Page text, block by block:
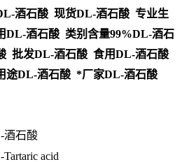
酒石酸 现货DL-酒石酸 专业生
DL-酒石酸 类别含量99%DL-酒石
批发DL-酒石酸 食用DL-酒石酸
途DL-酒石酸 *厂家DL-酒石酸
酒石酸
acid